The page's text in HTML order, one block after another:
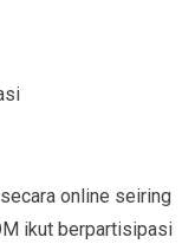
online seiring
ikut berpartisipasi